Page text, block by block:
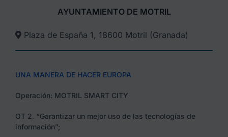
AYUNTAMIENTO DE MOTRIL
Plaza de España 1, 18600 Motril (Granada)​
UNA MANERA DE HACER EUROPA
Operación: MOTRIL SMART CITY
OT 2. “Garantizar un mejor uso de las tecnologías de
información”;